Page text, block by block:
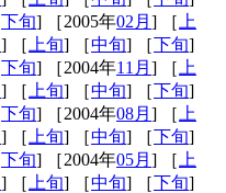
下旬] ［2005年02月 ] ［ 上
] ［ 上旬] ［中旬] ［下旬]
下旬] ［2004年11月 ] ［ 上
] ［ 上旬] ［中旬] ［下旬]
下旬] ［2004年08月 ] ［ 上
] ［ 上旬] ［中旬] ［下旬]
下旬] ［2004年05月 ] ［ 上
] ［ 上旬] ［中旬] ［下旬]